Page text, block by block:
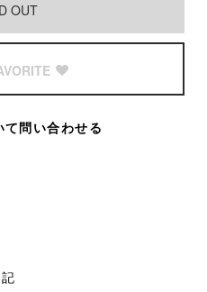
OUT
て問い合わせる